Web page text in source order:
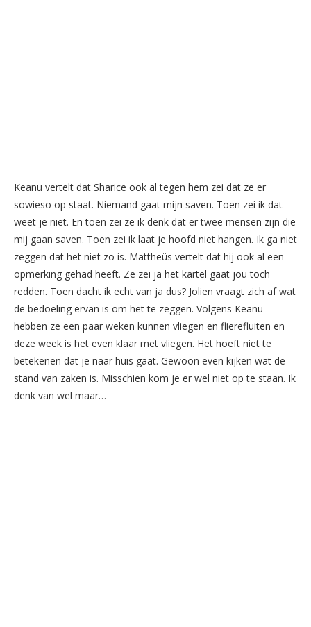
Keanu vertelt dat Sharice ook al tegen hem zei dat ze er
sowieso op staat. Niemand gaat mijn saven. Toen zei ik dat
weet je niet. En toen zei ze ik denk dat er twee mensen zijn die
mij gaan saven. Toen zei ik laat je hoofd niet hangen. Ik ga niet
zeggen dat het niet zo is. Mattheüs vertelt dat hij ook al een
opmerking gehad heeft. Ze zei ja het kartel gaat jou toch
redden. Toen dacht ik echt van ja dus? Jolien vraagt zich af wat
de bedoeling ervan is om het te zeggen. Volgens Keanu
hebben ze een paar weken kunnen vliegen en flierefluiten en
deze week is het even klaar met vliegen. Het hoeft niet te
betekenen dat je naar huis gaat. Gewoon even kijken wat de
stand van zaken is. Misschien kom je er wel niet op te staan. Ik
denk van wel maar…